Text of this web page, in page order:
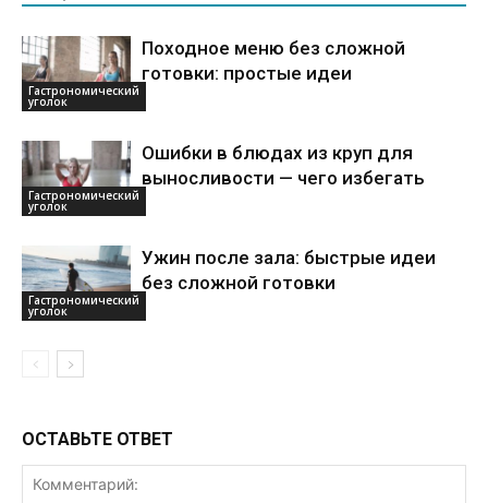
Гастрономический
уголок
Походное меню без сложной
готовки: простые идеи
Гастрономический
уголок
Ошибки в блюдах из круп для
выносливости — чего избегать
Гастрономический
уголок
Ужин после зала: быстрые идеи
без сложной готовки
ОСТАВЬТЕ ОТВЕТ